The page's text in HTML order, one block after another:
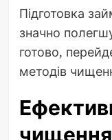
Підготовка
значно
готово,
методів